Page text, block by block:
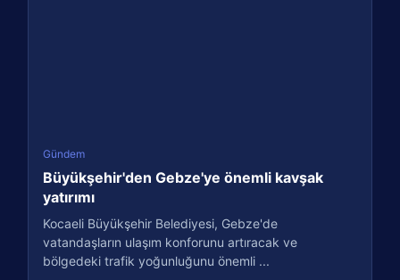
Gündem
Büyükşehir'den Gebze'ye önemli kavşak
yatırımı
Kocaeli Büyükşehir Belediyesi, Gebze'de
vatandaşların ulaşım konforunu artıracak ve
bölgedeki trafik yoğunluğunu önemli ...